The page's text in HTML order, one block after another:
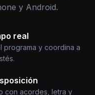
y Android.
real
programa y coordina a
con acordes, letra y